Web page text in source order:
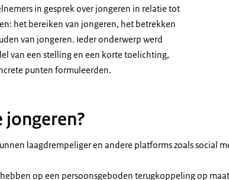
in gesprek over jongeren in relatie tot
het bereiken van jongeren, het betrekken
van jongeren. Ieder onderwerp werd
van een stelling en een korte toelichting,
punten formuleerden.
jongeren?
laagdrempeliger en andere platforms zoals social
op een persoonsgeboden terugkoppeling op